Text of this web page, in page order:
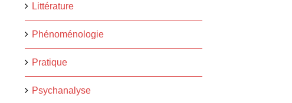
Littérature
Phénoménologie
Pratique
Psychanalyse